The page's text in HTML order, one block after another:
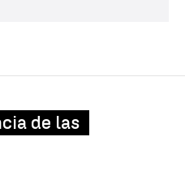
de las